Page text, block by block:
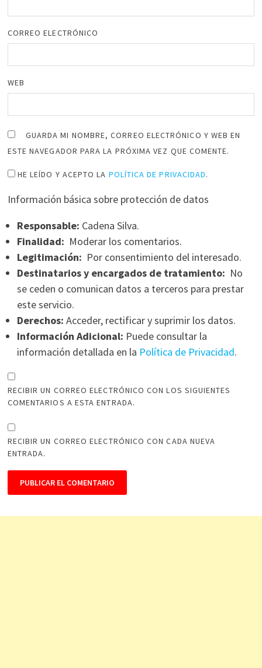
CORREO ELECTRÓNICO
WEB
GUARDA MI NOMBRE, CORREO ELECTRÓNICO Y WEB EN
ESTE NAVEGADOR PARA LA PRÓXIMA VEZ QUE COMENTE.
HE LEÍDO Y ACEPTO LA POLÍTICA DE PRIVACIDAD.
Información básica sobre protección de datos
Responsable: Cadena Silva.
Finalidad: Moderar los comentarios.
Legitimación: Por consentimiento del interesado.
Destinatarios y encargados de tratamiento: No
se ceden o comunican datos a terceros para prestar
este servicio.
Derechos: Acceder, rectificar y suprimir los datos.
Información Adicional: Puede consultar la
información detallada en la Política de Privacidad.
RECIBIR UN CORREO ELECTRÓNICO CON LOS SIGUIENTES
COMENTARIOS A ESTA ENTRADA.
RECIBIR UN CORREO ELECTRÓNICO CON CADA NUEVA
ENTRADA.